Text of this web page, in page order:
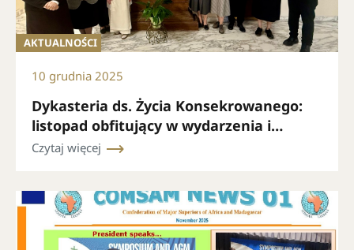
AKTUALNOŚCI
10 grudnia 2025
Dykasteria ds. Życia Konsekrowanego:
listopad obfitujący w wydarzenia i
intensywną działalność
Czytaj więcej